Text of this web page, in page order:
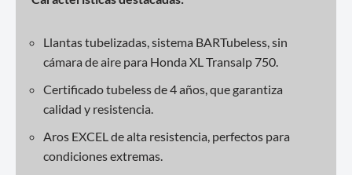
Llantas tubelizadas, sistema BARTubeless, sin
cámara de aire para Honda XL Transalp 750.
Certificado tubeless de 4 años, que garantiza
calidad y resistencia.
Aros EXCEL de alta resistencia, perfectos para
condiciones extremas.